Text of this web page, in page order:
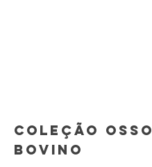
COLEÇÃO OSSO
BOVINO